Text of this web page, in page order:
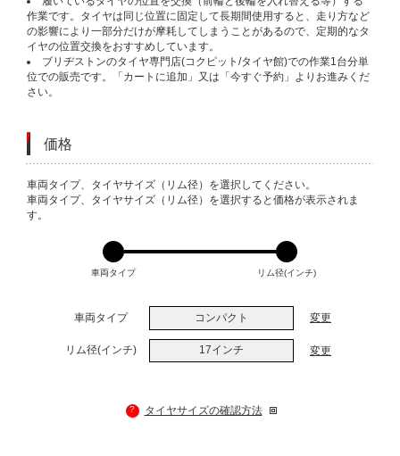
作業です。タイヤは同じ位置に固定して長期間使用すると、走り方など
の影響により一部分だけが摩耗してしまうことがあるので、定期的なタ
イヤの位置交換をおすすめしています。
ブリヂストンのタイヤ専門店(コクピット/タイヤ館)での作業1台分単
位での販売です。「カートに追加」又は「今すぐ予約」よりお進みくだ
さい。
価格
VARIATIONS
車両タイプ、タイヤサイズ（リム径）を選択してください。
車両タイプ、タイヤサイズ（リム径）を選択すると価格が表示されま
す。
車両タイプ リム径(インチ)
車両タイプ コンパクト 変更
リム径(インチ) 17インチ 変更
? タイヤサイズの確認方法